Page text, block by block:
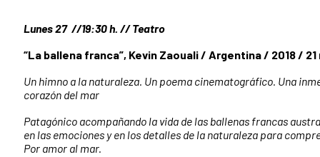
Lunes 27 //19:30 h. // Teatro
“La ballena franca”, Kevin Zaouali / Argentina / 2018 / 21
Un himno a la naturaleza. Un poema cinematográfico. Una
corazón del mar
Patagónico acompañando la vida de las ballenas francas
en las emociones y en los detalles de la naturaleza para
Por amor al mar.